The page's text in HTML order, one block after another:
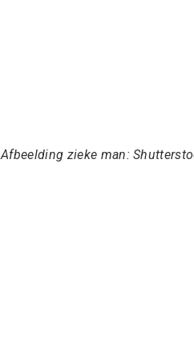
Afbeelding zieke man: